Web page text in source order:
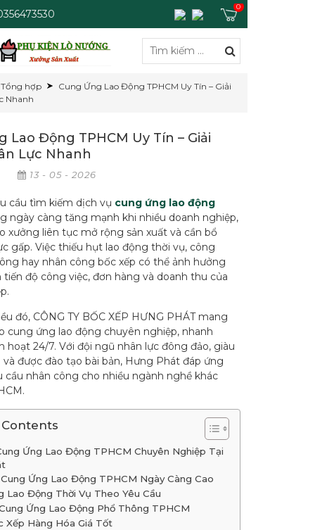
0
Tổng hợp
Cung Ứng Lao Động TPHCM Uy Tín – Giải
Nhanh
Lao Động TPHCM Uy Tín – Giải
Lực Nhanh
13 - 05 - 2026
cầu tìm kiếm dịch vụ cung ứng lao động
ngày càng tăng mạnh khi nhiều doanh nghiệp,
xưởng liên tục mở rộng sản xuất và cần bổ
gấp. Việc thiếu hụt lao động thời vụ, công
hay nhân công bốc xếp có thể ảnh hưởng
tiến độ công việc, đơn hàng và doanh thu của
đó, CÔNG TY BỐC XẾP HƯNG PHÁT mang
cung ứng lao động chuyên nghiệp, nhanh
hoạt 24/7. Với đội ngũ nhân lực đông đảo, giàu
được đào tạo bài bản, Hưng Phát đáp ứng
cầu nhân công cho nhiều ngành nghề khác
Ứng Lao Động TPHCM Chuyên Nghiệp Tại
Ứng Lao Động TPHCM Ngày Càng Cao
Lao Động Thời Vụ Theo Yêu Cầu
Ứng Lao Động Phổ Thông TPHCM
Xếp Hàng Hóa Giá Tốt